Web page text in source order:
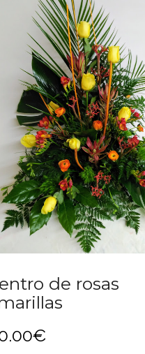
de rosas
€